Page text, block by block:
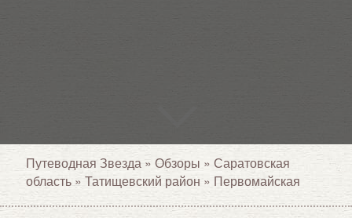
Путеводная Звезда » Обзоры » Саратовская
область » Татищевский район » Первомайская